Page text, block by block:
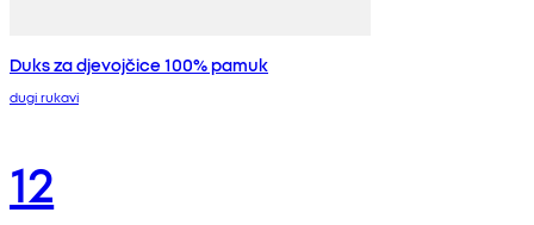
Duks za djevojčice 100% pamuk
dugi rukavi
12